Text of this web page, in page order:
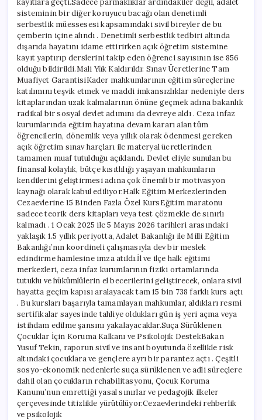
sisteminin bir diğer koruyucu bacağı olan denetimli
serbestlik müessesesi kapsamındaki sivil bireyler de bu
çemberin içine alındı . Denetimli serbestlik tedbiri altında
dışarıda hayatını idame ettirirken açık öğretim sistemine
kayıt yaptırıp derslerini takip eden öğrenci sayısının ise 856
olduğu bildirildi.Mali Yük Kaldırıldı: Sınav Ücretlerine Tam
Muafiyet GarantisiKader mahkumlarının eğitim süreçlerine
katılımını teşvik etmek ve maddi imkansızlıklar nedeniyle ders
kitaplarından uzak kalmalarının önüne geçmek adına bakanlık
radikal bir sosyal devlet adımını da devreye aldı . Ceza infaz
kurumlarında eğitim hayatına devam kararı alan tüm
öğrencilerin, dönemlik veya yıllık olarak ödenmesi gereken
açık öğretim sınav harçları ile materyal ücretlerinden
tamamen muaf tutulduğu açıklandı. Devlet eliyle sunulan bu
finansal kolaylık, bütçe kısıtlılığı yaşayan mahkumların
kendilerini geliştirmesi adına çok önemli bir motivasyon
kaynağı olarak kabul ediliyor.Halk Eğitim Merkezlerinden
Cezaevlerine 15 Binden Fazla Özel KursEğitim maratonu
sadece teorik ders kitapları veya test çözmekle de sınırlı
kalmadı . 1 Ocak 2025 ile 5 Mayıs 2026 tarihleri arasındaki
yaklaşık 1.5 yıllık periyotta, Adalet Bakanlığı ile Milli Eğitim
Bakanlığı’nın koordineli çalışmasıyla dev bir meslek
edindirme hamlesine imza atıldı.İl ve ilçe halk eğitimi
merkezleri, ceza infaz kurumlarının fiziki ortamlarında
tutuklu ve hükümlülerin el becerilerini geliştirecek, onlara sivil
hayatta geçim kapısı aralayacak tam 15 bin 738 farklı kurs açtı
. Bu kursları başarıyla tamamlayan mahkumlar, aldıkları resmi
sertifikalar sayesinde tahliye oldukları gün iş yeri açma veya
istihdam edilme şansını yakalayacaklar.Suça Sürüklenen
Çocuklar İçin Koruma Kalkanı ve Psikolojik DestekBakan
Yusuf Tekin, raporun sivil ve insani boyutunda özellikle risk
altındaki çocuklara ve gençlere ayrı bir parantez açtı . Çeşitli
sosyo-ekonomik nedenlerle suça sürüklenen ve adli süreçlere
dahil olan çocukların rehabilitasyonu, Çocuk Koruma
Kanunu’nun emrettiği yasal sınırlar ve pedagojik ilkeler
çerçevesinde titizlikle yürütülüyor.Cezaevlerindeki rehberlik
ve psikolojik